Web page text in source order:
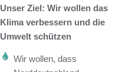
Unser Ziel: Wir wollen das
Klima verbessern und die
Umwelt schützen
Wir wollen, dass